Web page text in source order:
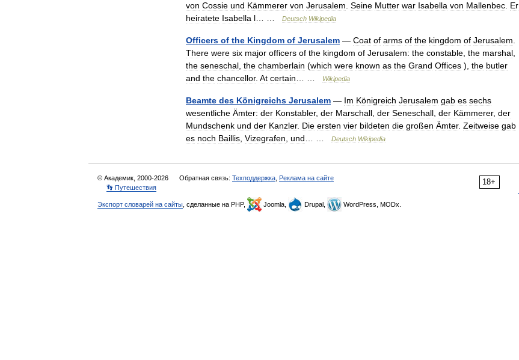
von Cossie und Kämmerer von Jerusalem Seine Mutter war Isabella von Mallenbec Er
heiratete Isabella l Deutsch Wikipedia
Officers of the Kingdom of Jerusalem — Coat of arms of the kingdom of Jerusalem
There were six major officers of the kingdom of Jerusalem: the constable the marshal
the seneschal the chamberlain (which were known as the Grand Offices ), the butler
and the chancellor. At certain Wikipedia
Beamte des Königreichs Jerusalem — Im Königreich Jerusalem gab es sechs
wesentliche Ämter: der Konstabler, der Marschall der Seneschall der Kämmerer, der
Mundschenk und der Kanzler. Die ersten vier bildeten die großen Ämter. Zeitweise gab
es noch Baillis Vizegrafen und Deutsch Wikipedia
18+
© Академик, 2000-2026 Обратная связь: Техподдержка Реклама на сайте
👣 Путешествия
Экспорт словарей на сайты , сделанные на PHP, Joomla, Drupal, WordPress, MODx.